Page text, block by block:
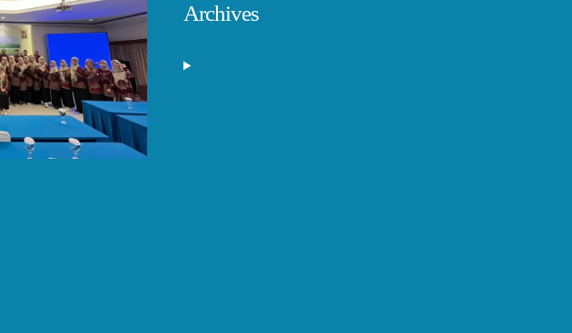
Archives